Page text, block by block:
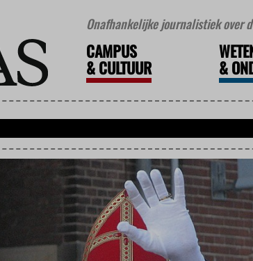
Onafhankelijke journalistiek over
CAMPUS
&CULTUUR &